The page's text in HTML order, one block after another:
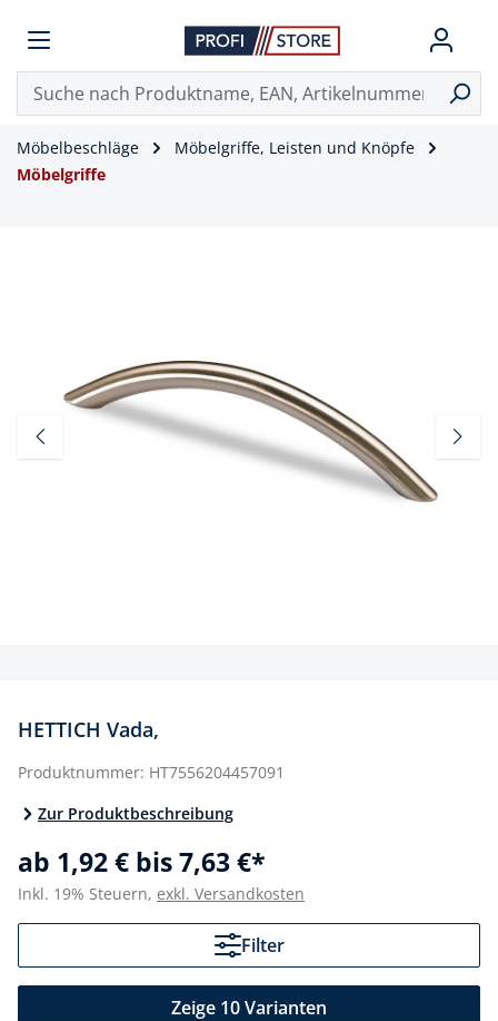
Möbelbeschläge
Möbelgriffe, Leisten und Knöpfe
Möbelgriffe
HETTICH Vada,
Produktnummer: HT7556204457091
Zur Produktbeschreibung
ab 1,92 € bis 7,63 €*
Inkl. 19% Steuern, exkl. Versandkosten
Filter
Zeige 10 Varianten